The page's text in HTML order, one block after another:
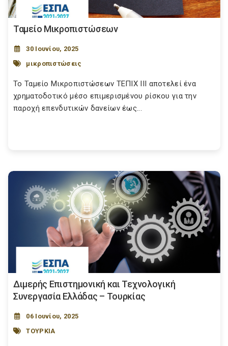
Ταμείο Μικροπιστώσεων
30 Ιουνίου, 2025
μικροπιστώσεις
Το Ταμείο Μικροπιστώσεων ΤΕΠΙΧ ΙΙΙ αποτελεί ένα
χρηματοδοτικό μέσο επιμερισμένου ρίσκου για την
παροχή επενδυτικών δανείων έως...
Διμερής Επιστημονική και Τεχνολογική
Συνεργασία Ελλάδας – Τουρκίας
06 Ιουνίου, 2025
ΤΟΥΡΚΙΑ